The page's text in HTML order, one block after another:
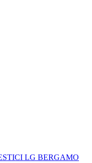
LG BERGAMO